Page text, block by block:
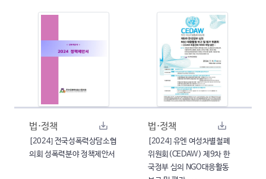
법·정책
[2024] 전국성폭력상담소협
의회 성폭력분야 정책제안서
법·정책
[2024] 유엔 여성차별철폐
위원회(CEDAW) 제9차 한
국정부 심의 NGO대응활동